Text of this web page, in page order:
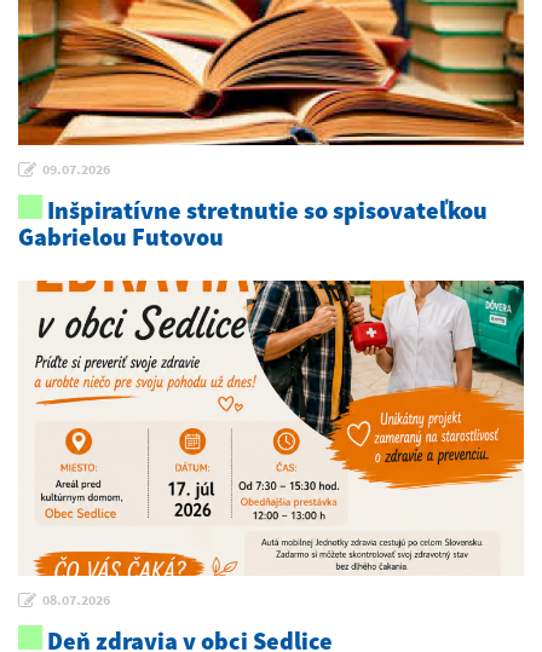
09.07.2026
Inšpiratívne stretnutie so spisovateľkou
Gabrielou Futovou
08.07.2026
Deň zdravia v obci Sedlice